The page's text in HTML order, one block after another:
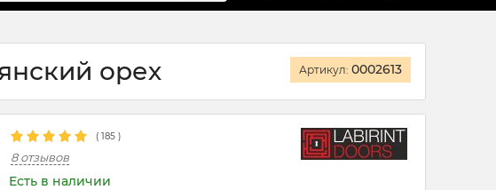
орех Артикул: 0002613
( 185 )
8 отзывов
Есть в наличии